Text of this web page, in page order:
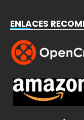
ENLACES